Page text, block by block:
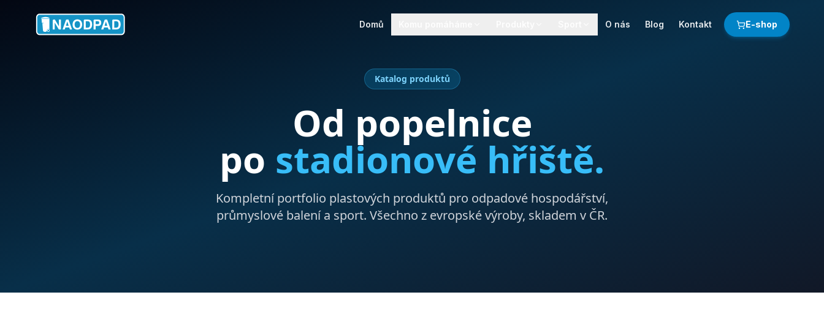
Domů O nás Blog Kontakt E-shop
Katalog produktů
Od popelnice
po stadionové hřiště.
Kompletní portfolio plastových produktů pro odpadové hospodářství,
průmyslové balení a sport. Všechno z evropské výroby, skladem v ČR.